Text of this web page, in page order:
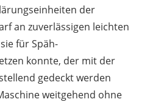
der
an zuverlässigen leichten
für Späh-
konnte, der mit der
gedeckt werden
weitgehend ohne